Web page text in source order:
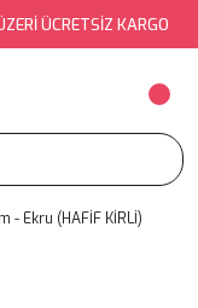
ÜCRETSİZ KARGO